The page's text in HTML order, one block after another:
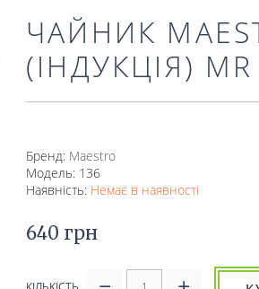
ЧАЙНИК
(ІНДУКЦІЯ)
Бренд: Mаеstro
Модель: 136
Наявність: Немає в наявності
640 грн